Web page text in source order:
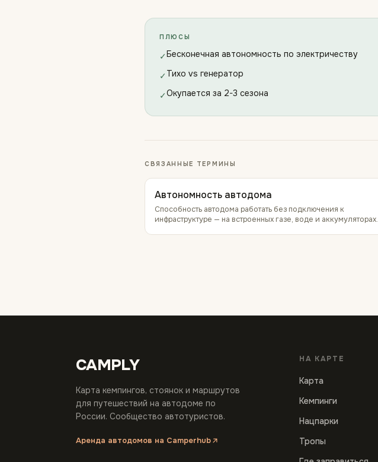
ПЛЮСЫ
✓Бесконечная автономность по электричеству
✓ Тихо vs генератор
✓Окупается за 2-3 сезона
СВЯЗАННЫЕ ТЕРМИНЫ
Автономность автодома
Способность автодома работать без подключения к
инфраструктуре — на встроенных газе, воде и аккумуляторах.
CAMPLY
Карта кемпингов, стоянок и маршрутов
для путешествий на автодоме по
России. Сообщество автотуристов.
Аренда автодомов на Camperhub
НА КАРТЕ
Карта
Кемпинги
Нацпарки
Тропы